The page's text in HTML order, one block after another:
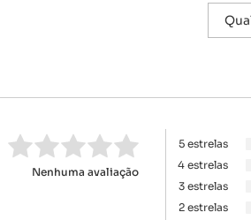
Nenhuma avaliação
5 estrelas
4 estrelas
3 estrelas
2 estrelas